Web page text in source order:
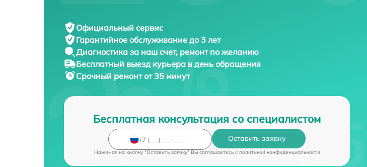
Официальный сервис
Гарантийное обслуживание до 3 лет
Диагностика за наш счет, ремонт по желанию
Бесплатный выезд курьера в день обращения
Срочный ремонтот 35 минут
Бесплатная консультация со специалистом
Оставить заявку
Нажимая на кнопку "Оставить заявку" Вы соглашаетесь c политикой конфиденциальности